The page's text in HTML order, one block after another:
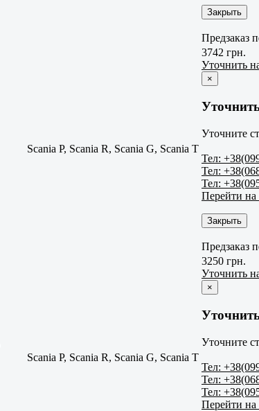
Закрыть
Предзаказ
Scania P, Scania R, Scania G, Scania T
3742 грн.
Уточнить
×
Уточните
Тел:
Тел:
Тел:
Перейти
Закрыть
Предзаказ
Scania P, Scania R, Scania G, Scania T
3250 грн.
Уточнить
×
Уточните
Тел:
Тел:
Тел:
Перейти